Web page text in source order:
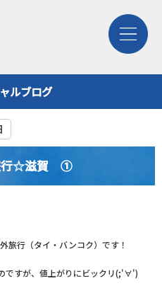
ルブログ
行☆滋賀 ①
旅行（タイ・バンコク）です！
ですが、値上がりにビックリ(;'∀')